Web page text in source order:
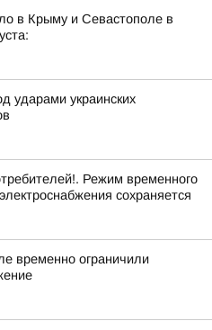
в Крыму и Севастополе в
ударами украинских
Режим временного
сохраняется
временно ограничили